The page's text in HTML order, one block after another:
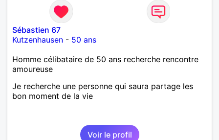
Sébastien 67
Kutzenhausen - 50 ans
Homme célibataire de 50 ans recherche rencontre
amoureuse
Je recherche une personne qui saura partage les
bon moment de la vie
Voir le profil